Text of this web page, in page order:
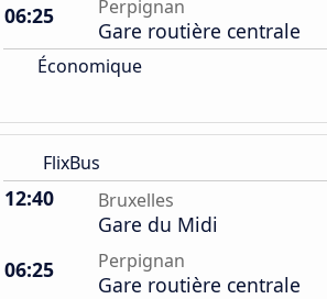
06:25
Perpignan
Gare routière centrale
Économique
FlixBus
12:40 Bruxelles
Gare du Midi
06:25
Perpignan
Gare routière centrale